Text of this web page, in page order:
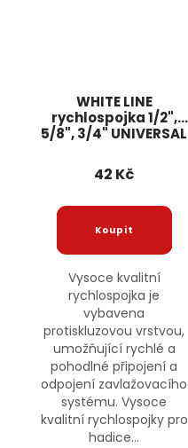
WHITE LINE
rychlospojka 1/2",
5/8", 3/4" UNIVERSAL
42 Kč
Vysoce kvalitní
rychlospojka je
vybavena
protiskluzovou vrstvou,
umožňující rychlé a
pohodlné připojení a
odpojení zavlažovacího
systému. Vysoce
kvalitní rychlospojky pro
hadice...